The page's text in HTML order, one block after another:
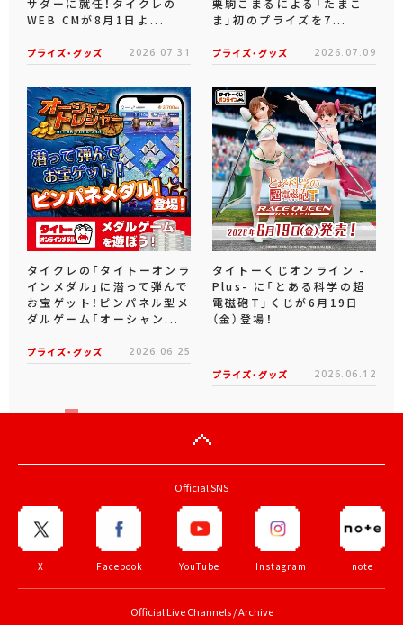
サダーに就任！タイクレの
WEB CMが8月1日よ...
プライズ・グッズ 2026.07.31
栗駒こまるによる「たまこ
ま」初のプライズを7...
プライズ・グッズ 2026.07.09
タイクレの「タイトーオンラ
インメダル」に潜って弾んで
お宝ゲット！ピンパネル型メ
ダルゲーム「オーシャン...
プライズ・グッズ 2026.06.25
タイトーくじオンライン -
Plus- に「とある科学の超
電磁砲T」くじが6月19日
（金）登場！
プライズ・グッズ 2026.06.12
Official SNS
X Facebook YouTube Instagram note
Official Live Channels / Archive